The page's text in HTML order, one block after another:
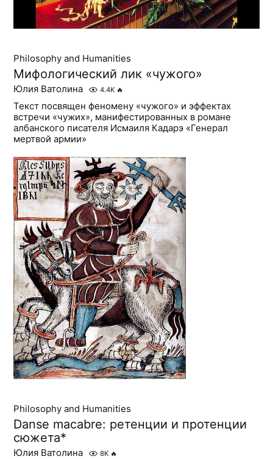
Philosophy and Humanities
Мифологический лик «чужого»
Юлия Ватолина 4.4K 🔥
Текст посвящен феномену «чужого» и эффектах
встречи «чужих», манифестированных в романе
албанского писателя Исмаиля Кадарэ «Генерал
мертвой армии»
Philosophy and Humanities
Danse macabre: ретенции и протенции
сюжета*
Юлия Ватолина 8K 🔥